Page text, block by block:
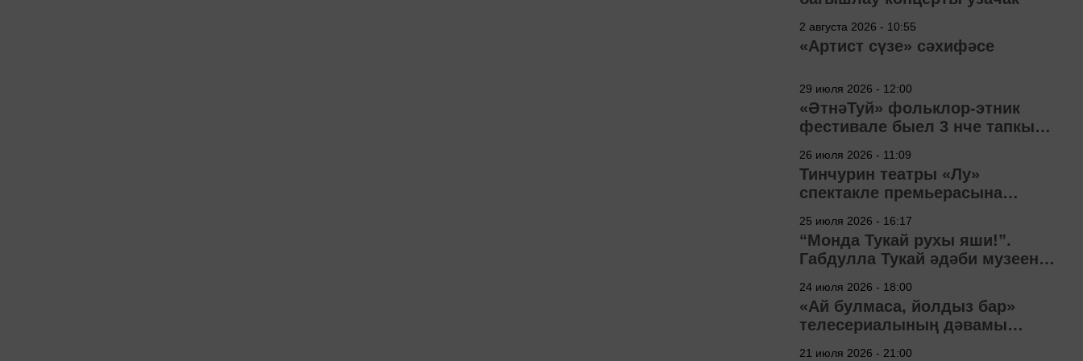
2 августа 2026 - 10:55
«Артист сүзе» сәхифәсе
29 июля 2026 - 12:00
«ӘтнәТуй» фольклор-этник
фестивале быел 3 нче тапкыр
26 июля 2026 - 11:09
Тинчурин театры «Лу»
спектакле премьерасына
25 июля 2026 - 16:17
“Монда Тукай рухы яши!”.
Габдулла Тукай әдәби музеена
24 июля 2026 - 18:00
«Ай булмаса, йолдыз бар»
телесериалының дәвамы
21 июля 2026 - 21:00